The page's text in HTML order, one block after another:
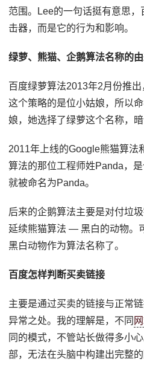
范围。Lee的一句话挺有意思
击器，而是它的行为和影响。
绿萝、熊猫、企鹅算法名称的
百度绿萝算法2013年2月份推
这个策略的是位小姑娘，所以
娘，她选择了绿萝这个名称，
2011年上线的Google熊猫算法
算法的那位工程师姓Panda，
就被命名为Panda。
后来的企鹅算法主要是对付垃
延续熊猫算法 — 黑白的动物。
黑白动物作为算法名称了。
百度怎样判断买卖链接
主要是通过买卖的链接与正常
异常之处。我的理解是，不同
同的模式，不管站长做得多小
部，无法在头脑中构建出完整